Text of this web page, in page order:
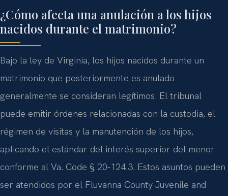
¿Cómo afecta una anulación a los hijos
nacidos durante el matrimonio?
Bajo la ley de Virginia, los hijos nacidos durante un
matrimonio que posteriormente es anulado
generalmente se consideran legítimos. El tribunal
puede emitir órdenes relacionadas con la custodia, el
régimen de visitas y la manutención de los hijos,
aplicando el estándar del interés superior del menor
conforme al Va. Code § 20-124.3. Estos asuntos pueden
ser atendidos por el Fluvanna County Juvenile and